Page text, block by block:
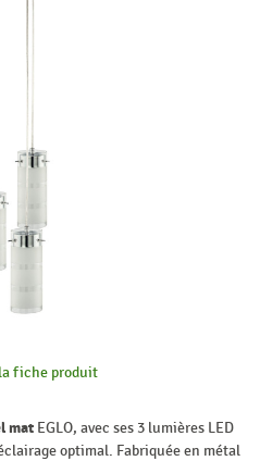
fiche produit
mat EGLO, avec ses 3 lumières LED
optimal. Fabriquée en métal